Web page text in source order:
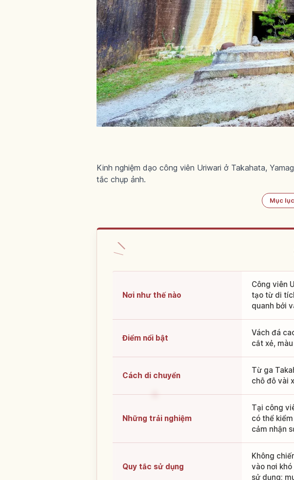
Kinh nghiệm dạo công viên Uriwari ở Takahata,
tắc chụp ảnh.
Mục lục
Nơi như thế nào
Công viên
tạo từ di
quanh bởi
Điểm nổi bật
Vách đá
cắt xẻ,
Cách di chuyển
Từ ga
chỗ đỗ vài
Những trải nghiệm
Tại công
có thể
cảm nhận
Quy tắc sử dụng
Không
vào nơi
sử dụng;